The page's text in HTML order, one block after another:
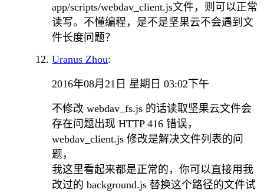
app/scripts/webdav_client.js文件，则可以正常
读写。不懂编程，是不是坚果云不会遇到文
件长度问题？
Uranus Zhou:
2016年08月21日 星期日 03:02下午
不修改 webdav_fs.js 的话读取坚果云文件会
存在问题出现 HTTP 416 错误，
webdav_client.js 修改是解决文件列表的问
题，
我这里看起来都是正常的，你可以直接用我
改过的 background.js 替换这个路径的文件试